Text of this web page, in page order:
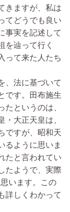
きますが、私は
てどうでも良い
事実を記述して
を辿って行く
って来た人たち
、法に基づいて
です。田布施生
たというのは、
・大正天皇は、
ですが、昭和天
るように思いま
たと言われてい
たようで、実際
います。この
詳しくわかって